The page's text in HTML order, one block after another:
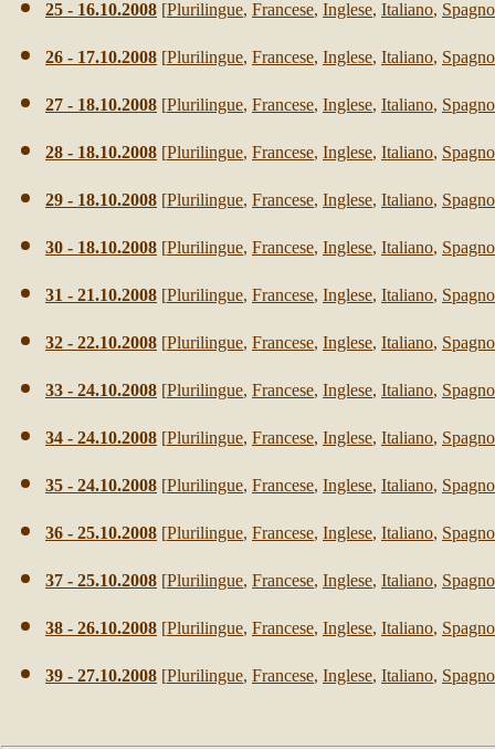
25 - 16.10.2008 [Plurilingue, Francese, Inglese, Italiano,
26 - 17.10.2008 [Plurilingue, Francese, Inglese, Italiano,
27 - 18.10.2008 [Plurilingue, Francese, Inglese, Italiano,
28 - 18.10.2008 [Plurilingue, Francese, Inglese, Italiano,
29 - 18.10.2008 [Plurilingue, Francese, Inglese, Italiano,
30 - 18.10.2008 [Plurilingue, Francese, Inglese, Italiano,
31 - 21.10.2008 [Plurilingue, Francese, Inglese, Italiano,
32 - 22.10.2008 [Plurilingue, Francese, Inglese, Italiano,
33 - 24.10.2008 [Plurilingue, Francese, Inglese, Italiano,
34 - 24.10.2008 [Plurilingue, Francese, Inglese, Italiano,
35 - 24.10.2008 [Plurilingue, Francese, Inglese, Italiano,
36 - 25.10.2008 [Plurilingue, Francese, Inglese, Italiano,
37 - 25.10.2008 [Plurilingue, Francese, Inglese, Italiano,
38 - 26.10.2008 [Plurilingue, Francese, Inglese, Italiano,
39 - 27.10.2008 [Plurilingue, Francese, Inglese, Italiano,